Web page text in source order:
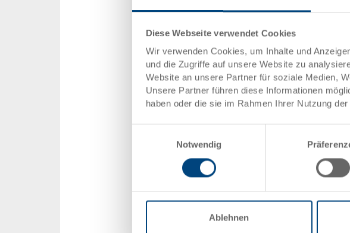
Diese Webseite verwendet Cookies
Wir verwenden Cookies, um Inhalte und
und die Zugriffe auf unsere Website zu
Website an unsere Partner für soziale Medien,
Unsere Partner führen diese Informationen
haben oder die sie im Rahmen Ihrer Nutzung
Notwendig
Ablehnen
Bestell Nr.
Lieferzeit
Preis
zum Produkt